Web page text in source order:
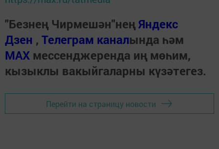
"Безнең Чирмешән"неңЯндекс
Дзен , Телеграм каналында һәм
МАХ мессенджеренда иң мөһим,
кызыклы вакыйгаларны күзәтегез.
Перейти на страницу новости